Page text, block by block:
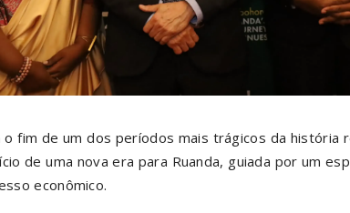
o fim de um dos períodos mais trágicos da
de uma nova era para Ruanda, guiada por um
econômico.